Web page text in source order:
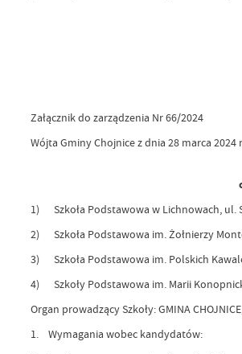
Załącznik do zarządzenia Nr 66/2024
Wójta Gminy Chojnice z dnia 28 marca 2024
1) Szkoła Podstawowa w Lichnowach, ul.
2) Szkoła Podstawowa im. Żołnierzy
3) Szkoła Podstawowa im. Polskich
4) Szkoły Podstawowa im. Marii
Organ prowadzący Szkoły: GMINA
1. Wymagania wobec kandydatów: